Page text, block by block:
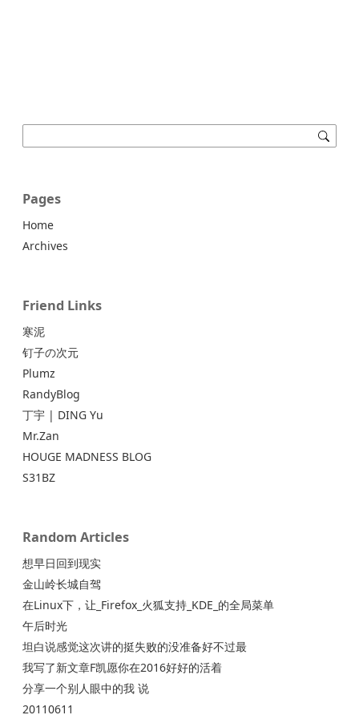
Pages
Home
Archives
Friend Links
寒泥
钉子の次元
Plumz
RandyBlog
丁宇 | DING Yu
Mr.Zan
HOUGE MADNESS BLOG
S31BZ
Random Articles
想早日回到现实
金山岭长城自驾
在Linux下，让_Firefox_火狐支持_KDE_的全局菜单
午后时光
坦白说感觉这次讲的挺失败的没准备好不过最
我写了新文章F凯愿你在2016好好的活着
分享一个别人眼中的我 说
20110611